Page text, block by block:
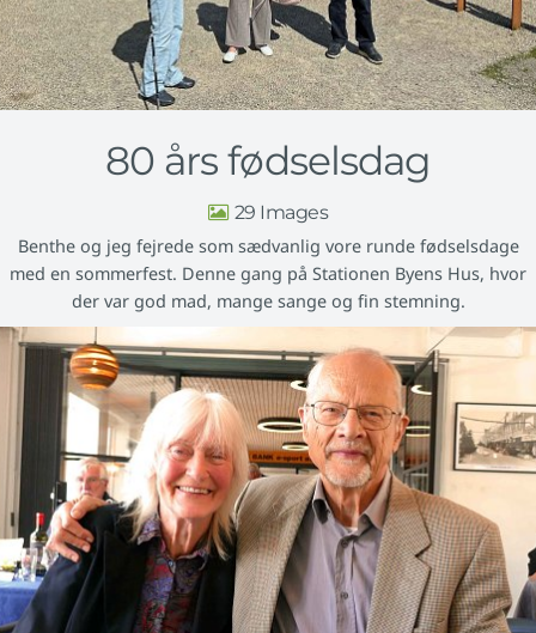
80 års fødselsdag
29
Benthe og jeg fejrede som sædvanlig vore runde fødselsdage
med en sommerfest. Denne gang på Stationen Byens Hus, hvor
der var god mad, mange sange og fin stemning.